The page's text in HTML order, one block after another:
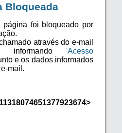
Bloqueada
página foi bloqueado por
através do e-mail
informando 'Acesso
e os dados informados
mail.